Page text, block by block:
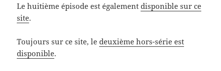
Le huitième épisode est égalementdisponible sur ce
site.
Toujours sur ce site, ledeuxième hors-série est
disponible.